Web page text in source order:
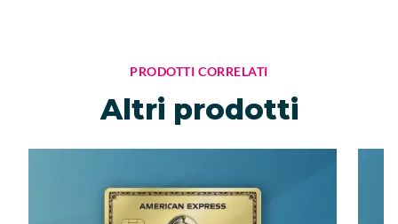
PRODOTTI CORRELATI
Altri prodotti